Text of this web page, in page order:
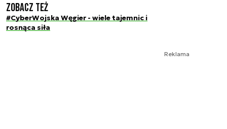
Zobacz też
#CyberWojska Węgier - wiele tajemnic i
rosnąca siła
Reklama